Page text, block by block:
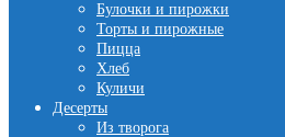
Булочки и пирожки
Торты и пирожные
Пицца
Хлеб
Куличи
Десерты
Из творога